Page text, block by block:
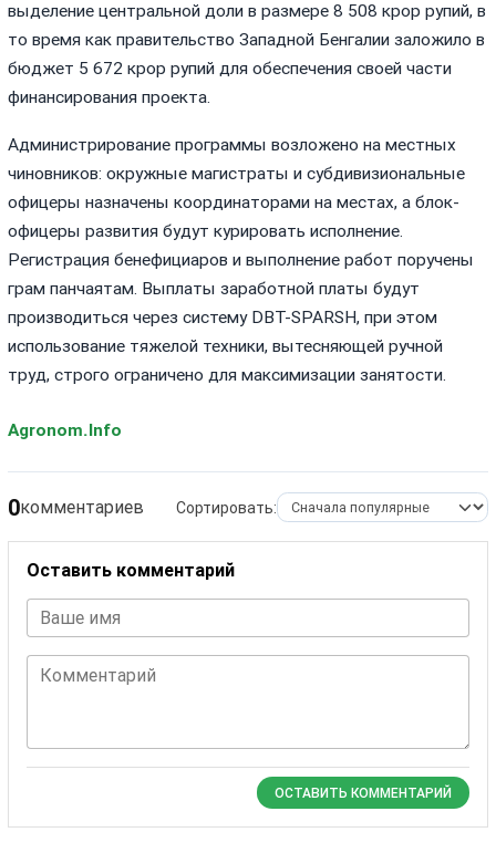
выделение центральной доли в размере 8 508 крор рупий, в
то время как правительство Западной Бенгалии заложило в
бюджет 5 672 крор рупий для обеспечения своей части
финансирования проекта.
Администрирование программы возложено на местных
чиновников: окружные магистраты и субдивизиональные
офицеры назначены координаторами на местах, а блок-
офицеры развития будут курировать исполнение.
Регистрация бенефициаров и выполнение работ поручены
грам панчаятам. Выплаты заработной платы будут
производиться через систему DBT-SPARSH, при этом
использование тяжелой техники, вытесняющей ручной
труд, строго ограничено для максимизации занятости.
Agronom.Info
0комментариев Сортировать:
Оставить комментарий
Ваше имя
Комментарий
ОСТАВИТЬ КОММЕНТАРИЙ